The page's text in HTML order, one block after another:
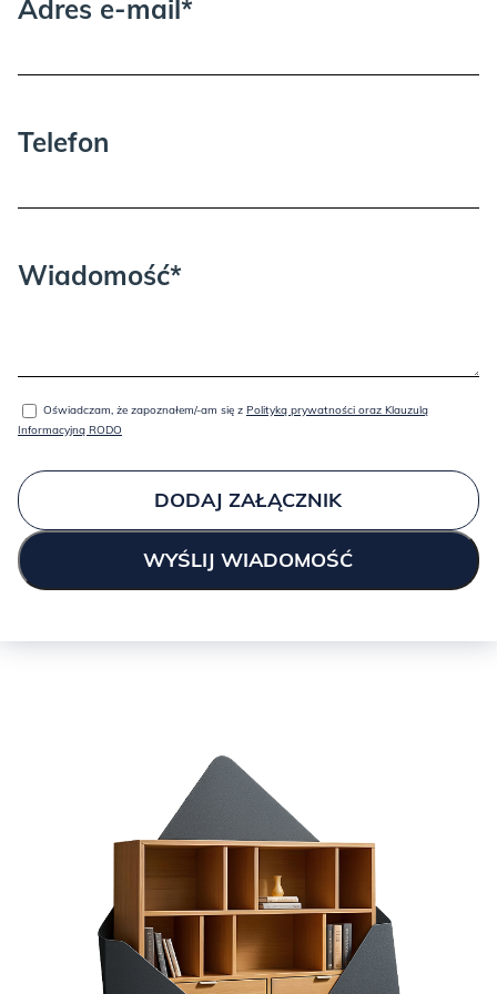
JAK ZABEZPIECZAMY FORNIR I JAK O NIEGO DBAĆ W
DOMU?
Powierzchnia mebla jest lakierowana w profesjonalnej lakierni,
lakierem otwarto porowym, co daje maksymalne wrażenie
naturalności.
Powierzchnia jest trwała i odporna na codzienne użytkowanie,
ale zalecamy stosowanie podkładek na kubki, szklanki, wazony i
powierzchnię.
Bezwzględnie nie należy narażać mebli na kontakt z wodą i
innymi płynami. Czyszczenie odbywa się za pomocą delikatnej
miękkiej ściereczki z pielęgnującym środkiem do mebli z drewna.
Fornir ma tendencję do zmiany odcienia pod wpływem
naturalnego światła (zazwyczaj staje się głębszy, ciemniejszy),
więc należy mieć na względzie ustawianie go w częściowo
nasłonecznionym miejscu albo przysłanianie go dekoracjami, co
może powodować różnice w odcieniu.
Adres e-mail*
Telefon
Wiadomość*
Oświadczam, że zapoznałem/-am się z Polityką prywatności oraz Klauzulą
Informacyjną RODO
DODAJ ZAŁĄCZNIK